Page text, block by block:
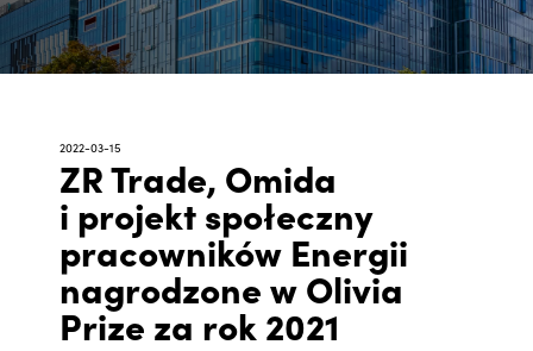
2022-03-15
ZR Trade, Omida
i projekt społeczny
pracowników Energii
nagrodzone w Olivia
Prize za rok 2021